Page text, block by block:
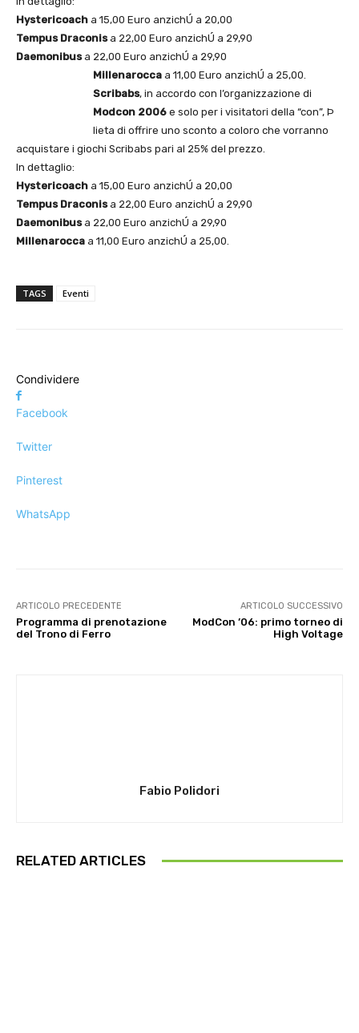
Hystericoach a 15,00 Euro anzichÚ a 20,00
Tempus Draconisa 22,00 Euro anzichÚ a 29,90
Daemonibusa 22,00 Euro anzichÚ a 29,90
Millenarocca a 11,00 Euro anzichÚ a 25,00.
Scribabs, in accordo con l’organizzazione di
Modcon 2006 e solo per i visitatori della “con”, Þ
lieta di offrire uno sconto a coloro che vorranno
acquistare i giochi Scribabs pari al 25% del prezzo.
In dettaglio:
Hystericoach a 15,00 Euro anzichÚ a 20,00
Tempus Draconisa 22,00 Euro anzichÚ a 29,90
Daemonibusa 22,00 Euro anzichÚ a 29,90
Millenarocca a 11,00 Euro anzichÚ a 25,00.
TAGS Eventi
Condividere
Facebook
Twitter
Pinterest
WhatsApp
ARTICOLO PRECEDENTE
Programma di prenotazione
del Trono di Ferro
ARTICOLO SUCCESSIVO
ModCon ’06: primo torneo di
High Voltage
Fabio Polidori
RELATED ARTICLES